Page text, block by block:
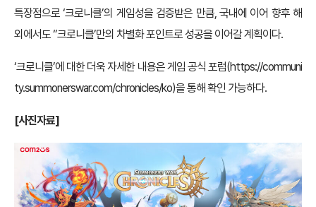
특장점으로 ‘크로니클’의 게임성을 검증받은 만큼, 국내에 이어 향후 해
외에서도 ‘’크로니클’만의 차별화 포인트로 성공을 이어갈 계획이다.
‘크로니클’에 대한 더욱 자세한 내용은 게임 공식 포럼(https://communi
ty.summonerswar.com/chronicles/ko)을 통해 확인 가능하다.
[사진자료]